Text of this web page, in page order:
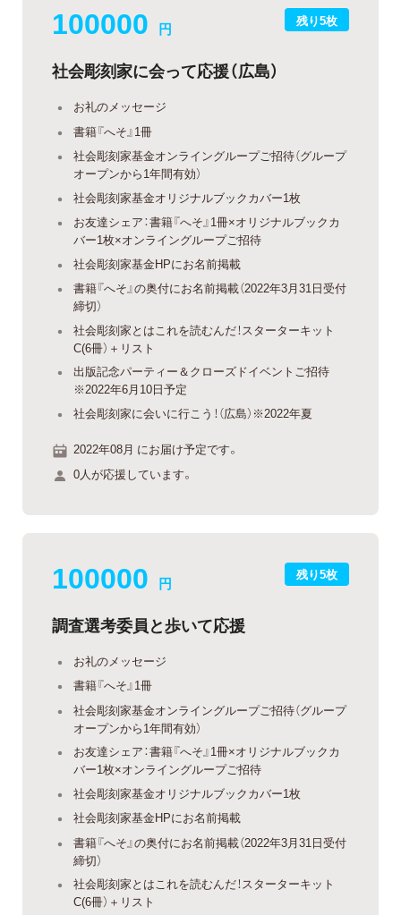
残り5枚
100000 円
社会彫刻家に会って応援（広島）
お礼のメッセージ
書籍『へそ』1冊
社会彫刻家基金オンライングループご招待（グループ
オープンから1年間有効）
社会彫刻家基金オリジナルブックカバー1枚
お友達シェア：書籍『へそ』1冊×オリジナルブックカ
バー1枚×オンライングループご招待
社会彫刻家基金HPにお名前掲載
書籍『へそ』の奥付にお名前掲載（2022年3月31日受付
締切）
社会彫刻家とはこれを読むんだ！スターターキット
C(6冊）＋リスト
出版記念パーティー＆クローズドイベントご招待
※2022年6月10日予定
社会彫刻家に会いに行こう！（広島）※2022年夏
2022年08月 にお届け予定です。
0人が応援しています。
残り5枚
100000 円
調査選考委員と歩いて応援
お礼のメッセージ
書籍『へそ』1冊
社会彫刻家基金オンライングループご招待（グループ
オープンから1年間有効）
お友達シェア：書籍『へそ』1冊×オリジナルブックカ
バー1枚×オンライングループご招待
社会彫刻家基金オリジナルブックカバー1枚
社会彫刻家基金HPにお名前掲載
書籍『へそ』の奥付にお名前掲載（2022年3月31日受付
締切）
社会彫刻家とはこれを読むんだ！スターターキット
C(6冊）＋リスト